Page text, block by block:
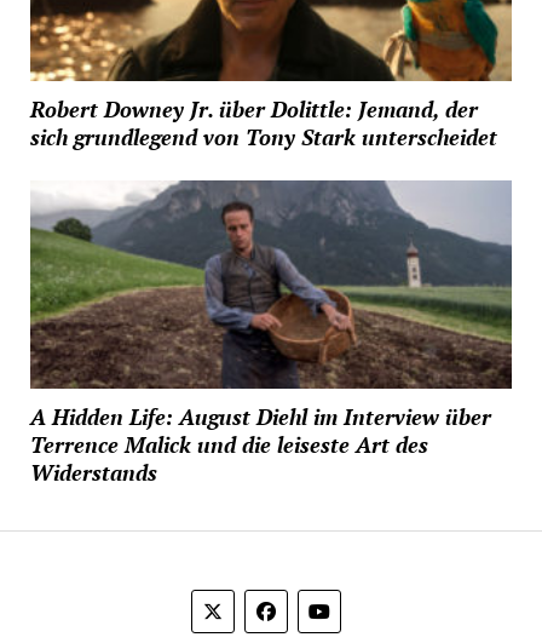
Robert Downey Jr. über Dolittle: Jemand, der
sich grundlegend von Tony Stark unterscheidet
A Hidden Life: August Diehl im Interview über
Terrence Malick und die leiseste Art des
Widerstands